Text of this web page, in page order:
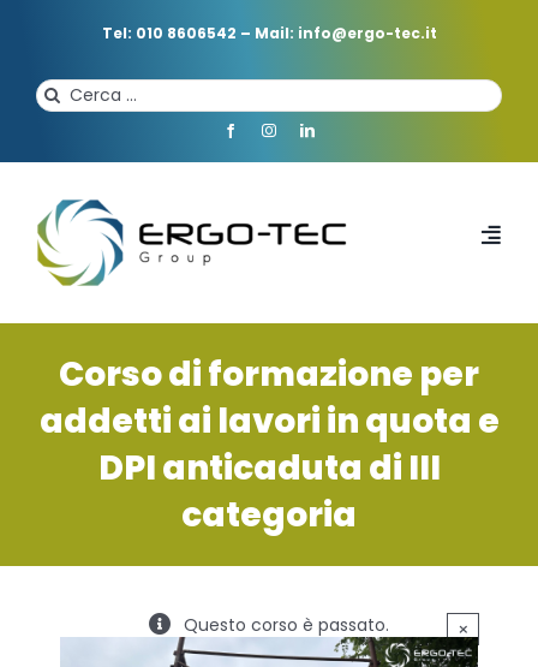
Tel: 010 8606542 – Mail: info@ergo-tec.it
Cerca
per:
HOME
CHI SIAMO
PROFESSIONISTI
SERVIZI
FORMAZIONE
Corso di formazione per
addetti ai lavori in quota e
DPI anticaduta di III
categoria
Questo corso è passato. ×